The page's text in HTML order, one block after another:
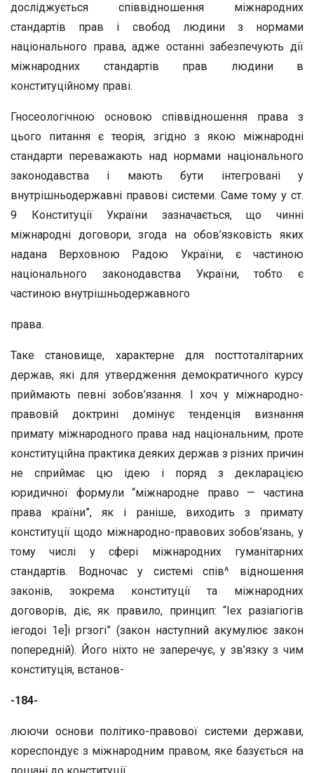
досліджується співвідношення міжнародних
стандартів прав і свобод людини з нормами
національного права, адже останні забезпечують дії
міжнародних стандартів прав людини в
конституційному праві.
Гносеологічною основою співвідношення права з
цього питання є теорія, згідно з якою міжнародні
стандарти переважають над нормами національного
законодавства і мають бути інтегровані у
внутрішньодержавні правові системи. Саме тому у ст.
9 Конституції України зазначається, що чинні
міжнародні договори, згода на обов’язковість яких
надана Верховною Радою України, є частиною
національного законодавства України, тобто є
частиною внутрішньодержавного
права.
Таке становище, характерне для посттоталітарних
держав, які для утвердження демократичного курсу
приймають певні зобов’язання. І хоч у міжнародно-
правовій доктрині домінує тенденція визнання
примату міжнародного права над національним, проте
конституційна практика деяких держав з різних причин
не сприймає цю ідею і поряд з декларацією
юридичної формули “міжнародне право — частина
права країни”, як і раніше, виходить з примату
конституції щодо міжнародно-правових зобов’язань, у
тому числі у сфері міжнародних гуманітарних
стандартів. Водночас у системі спів^ відношення
законів, зокрема конституції та міжнародних
договорів, діє, як правило, принцип: “Іех разіагіогів
іегодоі 1е]і ргзогі” (закон наступний акумулює закон
попередній). Його ніхто не заперечує, у зв’язку з чим
конституція, встанов-
-184-
люючи основи політико-правової системи держави,
кореспондує з міжнародним правом, яке базується на